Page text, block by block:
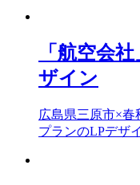
「航空会
ザイン
広島県三原市×
プランのLPデザ